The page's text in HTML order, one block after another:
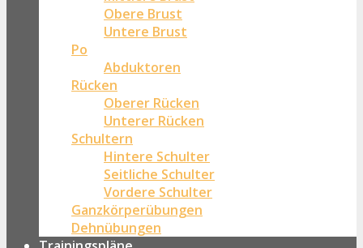
Obere Brust
Untere Brust
Po
Abduktoren
Rücken
Oberer Rücken
Unterer Rücken
Schultern
Hintere Schulter
Seitliche Schulter
Vordere Schulter
Ganzkörperübungen
Dehnübungen